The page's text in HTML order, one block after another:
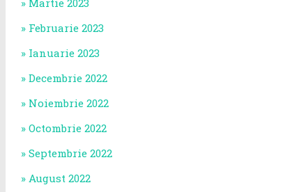
Martie 2023
Februarie 2023
Ianuarie 2023
Decembrie 2022
Noiembrie 2022
Octombrie 2022
Septembrie 2022
August 2022